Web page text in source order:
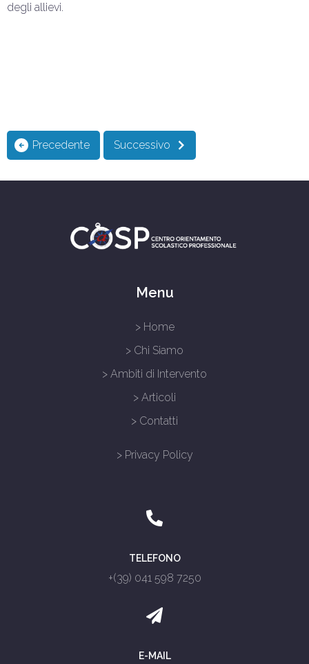
degli allievi.
Precedente Successivo
Menu
> Home
> Chi Siamo
> Ambiti di Intervento
> Articoli
> Contatti
> Privacy Policy
TELEFONO
+(39) 041 598 7250
E-MAIL